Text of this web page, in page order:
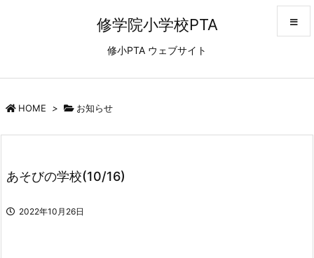
修学院小学校PTA
修小PTA ウェブサイト
HOME > お知らせ
あそびの学校(10/16)
2022年10月26日